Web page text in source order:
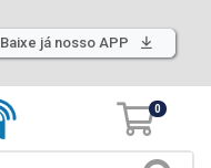
Baixe já nosso APP
0